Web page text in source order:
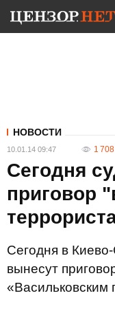
НОВОСТИ
10.01.14 09:47 1 708
Сегодня
приговор
Сегодня в
вынесут
«Васильковским